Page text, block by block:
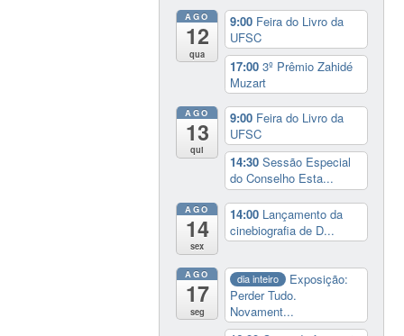
AGO
12
qua
9:00 Feira do Livro da
UFSC
17:003º Prêmio Zahidé
Muzart
AGO
13
qui
9:00 Feira do Livro da
UFSC
14:30Sessão Especial
do Conselho Esta...
AGO
14
sex
14:00 Lançamento da
cinebiografia de D...
AGO
17
seg
dia inteiro
Exposição:
Perder Tudo.
Novament...